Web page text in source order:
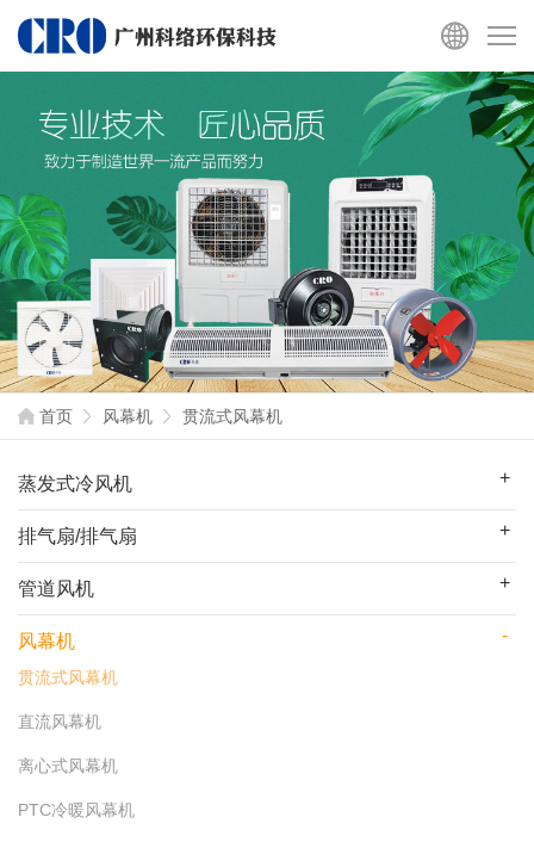
首页 风幕机 贯流式风幕机
蒸发式冷风机
排气扇/排气扇
管道风机
风幕机
贯流式风幕机
直流风幕机
离心式风幕机
PTC冷暖风幕机